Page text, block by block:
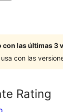
con las últimas 3
con las
Rating